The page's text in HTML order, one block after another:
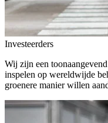
Investeerders
Wij zijn een
inspelen op wereldwijde
groenere manier willen